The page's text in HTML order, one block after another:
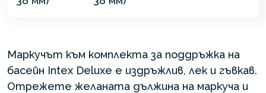
Маркучът към комплекта за поддръжка на
басейн Intex Deluxe е издръжлив, лек и гъвкав.
Отрежете желаната дължина на маркуча и